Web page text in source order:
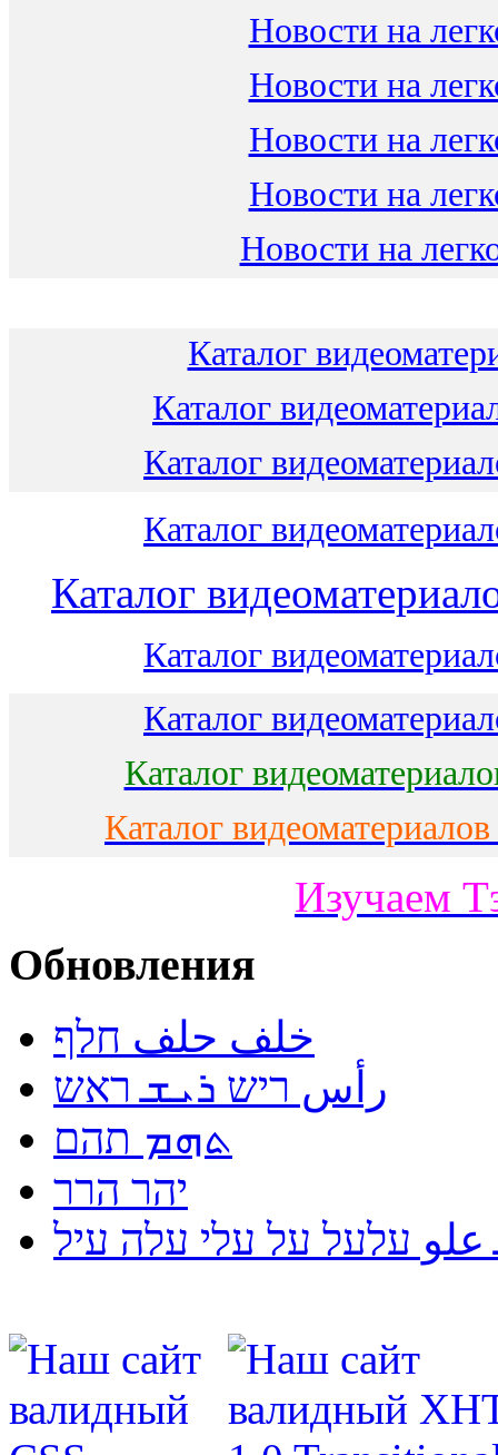
Новости на
Новости на
Новости на
Новости на
Новости на
Каталог
Каталог
Каталог
Каталог
Каталог
Каталог
Каталог
Каталог
Каталог
Изучаем
Обновления
خلف حلف חלף
رأس ריש ܪܝܫ ראש
ܬܗܡ תהם
יהר הרר
עלעל על עלי עלה עיל